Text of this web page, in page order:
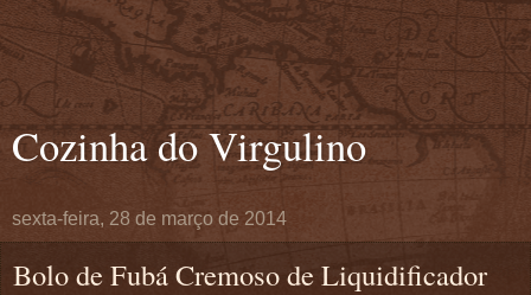
Cozinha do Virgulino
sexta-feira, 28 de março de 2014
Bolo de Fubá Cremoso de Liquidificador